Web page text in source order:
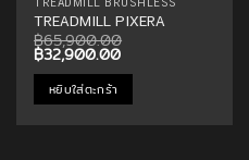
TREADMILL PIXERA
฿65,900.00
Original
price
was:
฿65,900.00.
฿32,900.00Current
price
is:
หยิบใส่ตะกร้า